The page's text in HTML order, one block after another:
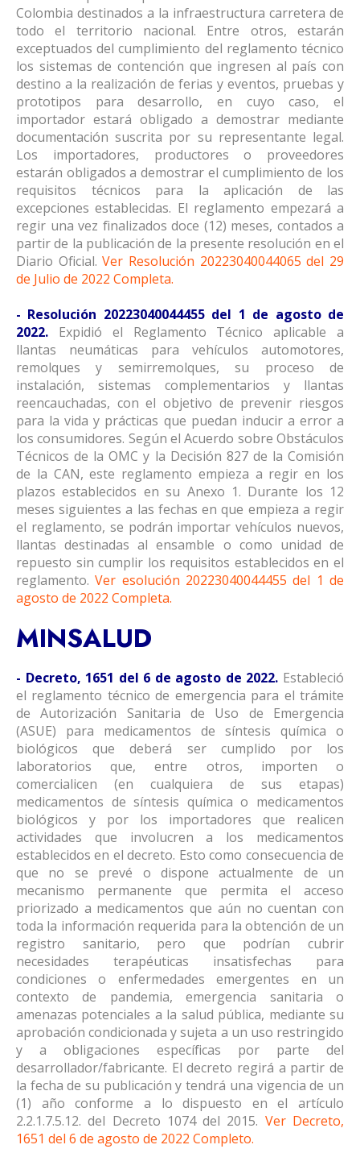
Colombia destinados a la infraestructura carretera de
todo el territorio nacional. Entre otros, estarán
exceptuados del cumplimiento del reglamento técnico
los sistemas de contención que ingresen al país con
destino a la realización de ferias y eventos, pruebas y
prototipos para desarrollo, en cuyo caso, el
importador estará obligado a demostrar mediante
documentación suscrita por su representante legal.
Los importadores, productores o proveedores
estarán obligados a demostrar el cumplimiento de los
requisitos técnicos para la aplicación de las
excepciones establecidas. El reglamento empezará a
regir una vez finalizados doce (12) meses, contados a
partir de la publicación de la presente resolución en el
Diario Oficial.Ver Resolución 20223040044065 del 29
de Julio de 2022 Completa.
- Resolución 20223040044455 del 1 de agosto de
2022. Expidió el Reglamento Técnico aplicable a
llantas neumáticas para vehículos automotores,
remolques y semirremolques, su proceso de
instalación, sistemas complementarios y llantas
reencauchadas, con el objetivo de prevenir riesgos
para la vida y prácticas que puedan inducir a error a
los consumidores. Según el Acuerdo sobre Obstáculos
Técnicos de la OMC y la Decisión 827 de la Comisión
de la CAN, este reglamento empieza a regir en los
plazos establecidos en su Anexo 1. Durante los 12
meses siguientes a las fechas en que empieza a regir
el reglamento, se podrán importar vehículos nuevos,
llantas destinadas al ensamble o como unidad de
repuesto sin cumplir los requisitos establecidos en el
reglamento.Ver esolución 20223040044455 del 1 de
agosto de 2022 Completa.
MINSALUD
- Decreto, 1651 del 6 de agosto de 2022. Estableció
el reglamento técnico de emergencia para el trámite
de Autorización Sanitaria de Uso de Emergencia
(ASUE) para medicamentos de síntesis química o
biológicos que deberá ser cumplido por los
laboratorios que, entre otros, importen o
comercialicen (en cualquiera de sus etapas)
medicamentos de síntesis química o medicamentos
biológicos y por los importadores que realicen
actividades que involucren a los medicamentos
establecidos en el decreto. Esto como consecuencia de
que no se prevé o dispone actualmente de un
mecanismo permanente que permita el acceso
priorizado a medicamentos que aún no cuentan con
toda la información requerida para la obtención de un
registro sanitario, pero que podrían cubrir
necesidades terapéuticas insatisfechas para
condiciones o enfermedades emergentes en un
contexto de pandemia, emergencia sanitaria o
amenazas potenciales a la salud pública, mediante su
aprobación condicionada y sujeta a un uso restringido
y a obligaciones específicas por parte del
desarrollador/fabricante. El decreto regirá a partir de
la fecha de su publicación y tendrá una vigencia de un
(1) año conforme a lo dispuesto en el artículo
2.2.1.7.5.12. del Decreto 1074 del 2015. Ver Decreto,
1651 del 6 de agosto de 2022 Completo.